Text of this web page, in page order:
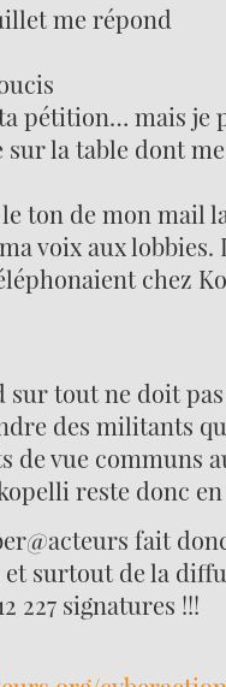
me répond
pétition… mais je
la table dont
ton de mon mail
voix aux lobbies.
chez
sur tout ne doit
des militants
de vue communs
reste donc
fait
surtout de la
227 signatures !!!